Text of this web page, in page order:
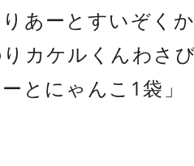
あーとすいぞく
カケルくんわさ
とにゃんこ1袋」